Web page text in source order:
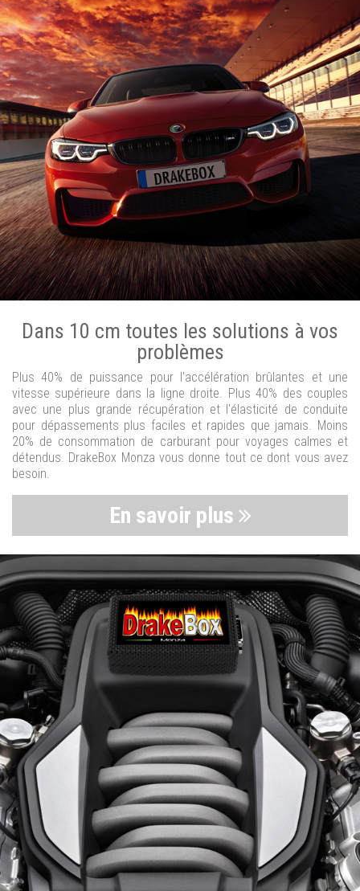
Dans 10 cm toutes les solutions à vos
problèmes
Plus 40% de puissance pour l'accélération brûlantes et une
vitesse supérieure dans la ligne droite. Plus 40% des couples
avec une plus grande récupération et l'élasticité de conduite
pour dépassements plus faciles et rapides que jamais. Moins
20% de consommation de carburant pour voyages calmes et
détendus. DrakeBox Monza vous donne tout ce dont vous avez
besoin.
En savoir plus